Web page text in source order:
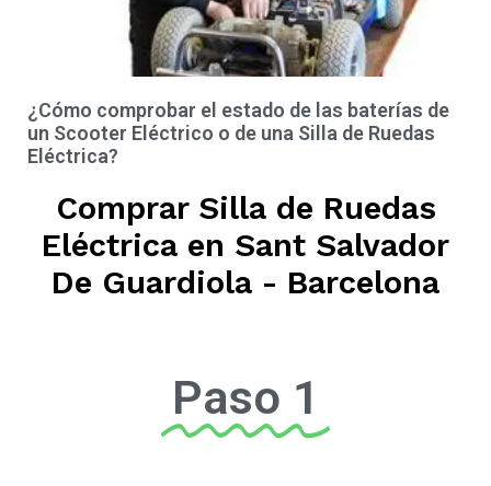
¿Cómo comprobar el estado de las baterías de
un Scooter Eléctrico o de una Silla de Ruedas
Eléctrica?
Comprar Silla de Ruedas
Eléctrica en Sant Salvador
De Guardiola - Barcelona
Paso 1